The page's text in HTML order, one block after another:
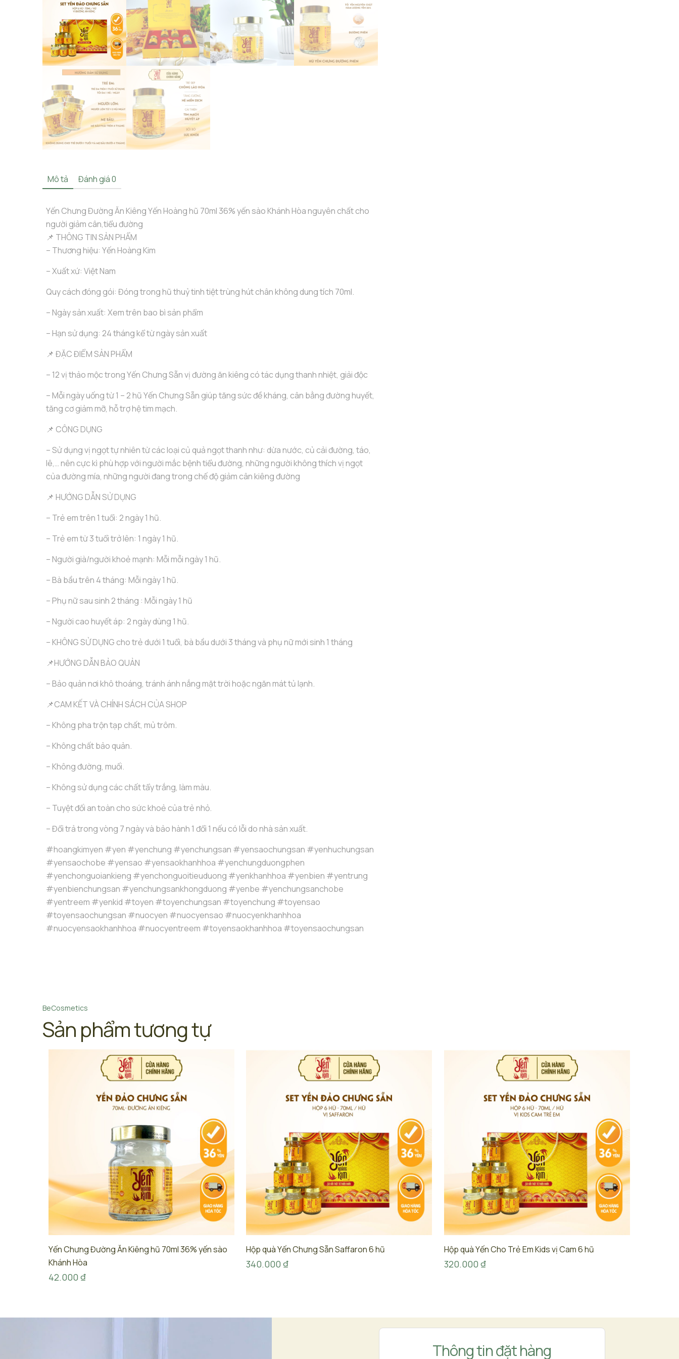
Mô tả Đánh giá0
Yến Chưng Đường Ăn Kiêng Yến Hoàng hũ 70ml 36% yến sào Khánh Hòa nguyên chất cho
người giảm cân,tiểu đường
📌 THÔNG TIN SẢN PHẨM
– Thương hiệu: Yến Hoàng Kim
– Xuất xứ: Việt Nam
Quy cách đóng gói: Đóng trong hũ thuỷ tinh tiệt trùng hút chân không dung tích 70ml.
– Ngày sản xuất: Xem trên bao bì sản phẩm
– Hạn sử dụng: 24 tháng kể từ ngày sản xuất
📌 ĐẶC ĐIỂM SẢN PHẨM
– 12 vị thảo mộc trong Yến Chưng Sẵn vị đường ăn kiêng có tác dụng thanh nhiệt, giải độc
– Mỗi ngày uống từ 1 – 2 hũ Yến Chưng Sẵn giúp tăng sức đề kháng, cân bằng đường huyết,
tăng cơ giảm mỡ, hỗ trợ hệ tim mạch.
📌 CÔNG DỤNG
– Sử dụng vị ngọt tự nhiên từ các loại củ quả ngọt thanh như: dừa nước, củ cải đường, táo,
lê,… nên cực kì phù hợp với người mắc bệnh tiểu đường, những người không thích vị ngọt
của đường mía, những người đang trong chế độ giảm cân kiêng đường
📌 HƯỚNG DẪN SỬ DỤNG
– Trẻ em trên 1 tuổi: 2 ngày 1 hũ.
– Trẻ em từ 3 tuổi trở lên: 1 ngày 1 hũ.
– Người già/người khoẻ mạnh: Mỗi mỗi ngày 1 hũ.
– Bà bầu trên 4 tháng: Mỗi ngày 1 hũ.
– Phụ nữ sau sinh 2 tháng : Mỗi ngày 1 hũ
– Người cao huyết áp: 2 ngày dùng 1 hũ.
– KHÔNG SỬ DỤNG cho trẻ dưới 1 tuổi, bà bầu dưới 3 tháng và phụ nữ mới sinh 1 tháng
📌HƯỚNG DẪN BẢO QUẢN
– Bảo quản nơi khô thoáng, tránh ánh nắng mặt trời hoặc ngăn mát tủ lạnh.
📌CAM KẾT VÀ CHÍNH SÁCH CỦA SHOP
– Không pha trộn tạp chất, mủ trôm.
– Không chất bảo quản.
– Không đường, muối.
– Không sử dụng các chất tẩy trắng, làm màu.
– Tuyệt đối an toàn cho sức khoẻ của trẻ nhỏ.
– Đổi trả trong vòng 7 ngày và bảo hành 1 đổi 1 nếu có lỗi do nhà sản xuất.
#hoangkimyen #yen #yenchung #yenchungsan #yensaochungsan #yenhuchungsan
#yensaochobe #yensao #yensaokhanhhoa #yenchungduongphen
#yenchonguoiankieng #yenchonguoitieuduong #yenkhanhhoa #yenbien #yentrung
#yenbienchungsan #yenchungsankhongduong #yenbe #yenchungsanchobe
#yentreem #yenkid #toyen #toyenchungsan #toyenchung #toyensao
#toyensaochungsan #nuocyen #nuocyensao #nuocyenkhanhhoa
#nuocyensaokhanhhoa #nuocyentreem #toyensaokhanhhoa #toyensaochungsan
BeCosmetics
Sản phẩm tương tự
Yến Chưng Đường Ăn Kiêng hũ 70ml 36% yến sào
Khánh Hòa
42.000 ₫
Hộp quà Yến Chưng Sẵn Saffaron 6 hũ
340.000₫
Hộp quà Yến Cho Trẻ Em Kids vị Cam 6 hũ
320.000 ₫
Thông tin đặt hàng